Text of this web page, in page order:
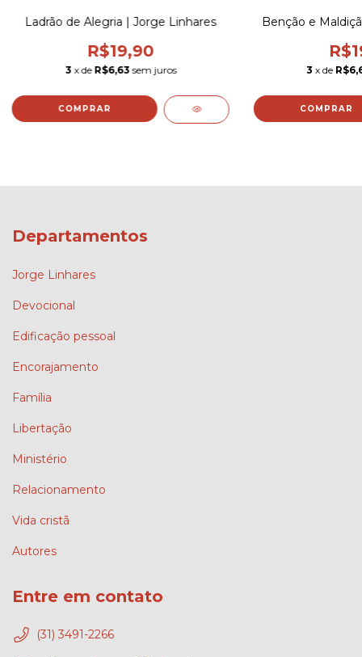
Ladrão de Alegria | Jorge Linhares
R$19,90
3 x de R$6,63 sem juros
Benção e
3 x de
Departamentos
Jorge Linhares
Devocional
Edificação pessoal
Encorajamento
Família
Libertação
Ministério
Relacionamento
Vida cristã
Autores
Entre em contato
(31) 3491-2266